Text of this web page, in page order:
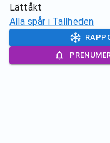
Lättåkt
Alla spår i Tallheden